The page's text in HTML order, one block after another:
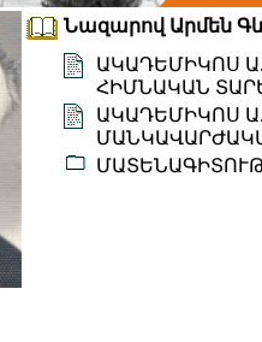
Նազարով Արմեն
ԱԿԱԴԵՄԻԿՈՍ
ՀԻՄՆԱԿԱՆ
ԱԿԱԴԵՄԻԿՈՍ